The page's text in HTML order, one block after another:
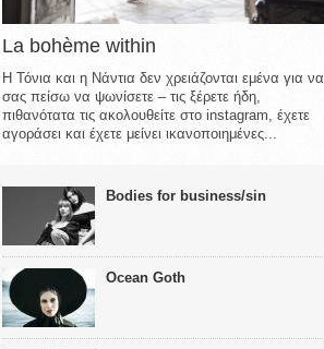
La bohème within
Η Τόνια και η Νάντια δεν χρειάζονται εμένα για να
σας πείσω να ψωνίσετε – τις ξέρετε ήδη,
πιθανότατα τις ακολουθείτε στο instagram, έχετε
αγοράσει και έχετε μείνει ικανοποιημένες...
Bodies for business/sin
Ocean Goth